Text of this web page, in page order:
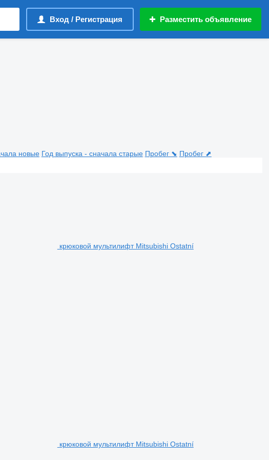
Вход / Регистрация Разместить объявление
новые Год выпуска - сначала старые Пробег ⬊ Пробег ⬈
крюковой мультилифт Mitsubishi Ostatní
крюковой мультилифт Mitsubishi Ostatní